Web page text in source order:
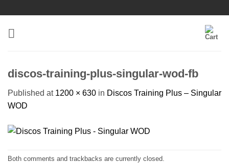
content
discos-training-plus-singular-wod-fb
Published at 1200 × 630 in Discos Training Plus – Singular
WOD
Both comments and trackbacks are currently closed.